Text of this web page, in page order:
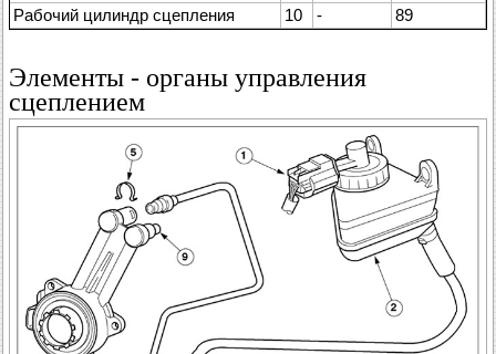
Рабочий цилиндр сцепления
10 - 89
Элементы - органы управления
сцеплением